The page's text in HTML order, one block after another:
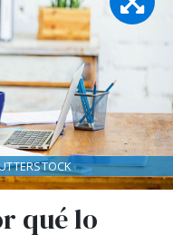
qué lo